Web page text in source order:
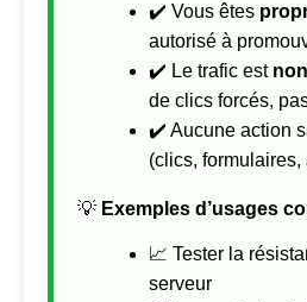
✔️ Vous êtes
autorisé à
✔️ Le trafic est
de clics forcés,
✔️ Aucune action
(clics, formulaires,
💡 Exemples d’usages
📈 Tester la
serveur